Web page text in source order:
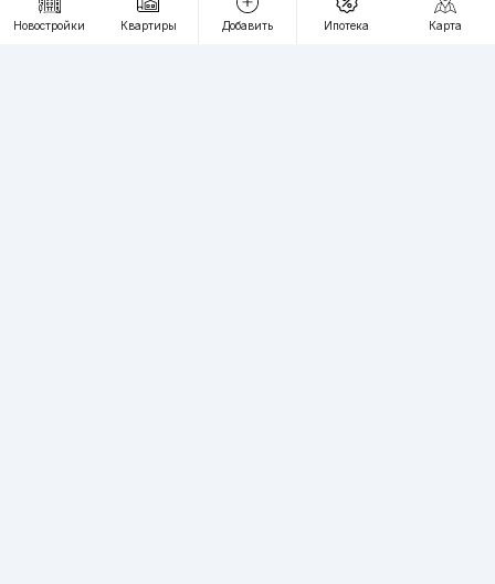
Новостройки Квартиры Добавить Ипотека Карта
+998 (93) 390-30-10